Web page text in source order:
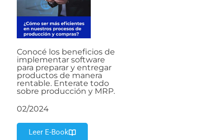
Conocé los beneficios de
implementar software
para preparar y entregar
productos de manera
rentable. Enterate todo
sobre producción y MRP.
02/2024
Leer E-Book